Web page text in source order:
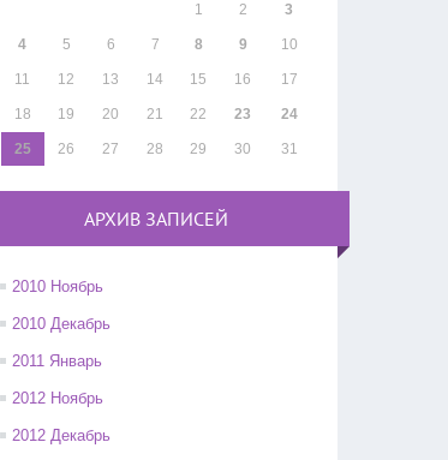
1 2 3
4 5 6 7 8 9 10
11 12 13 14 15 16 17
18 19 20 21 22 23 24
25 26 27 28 29 30 31
АРХИВ ЗАПИСЕЙ
2010 Ноябрь
2010 Декабрь
2011 Январь
2012 Ноябрь
2012 Декабрь